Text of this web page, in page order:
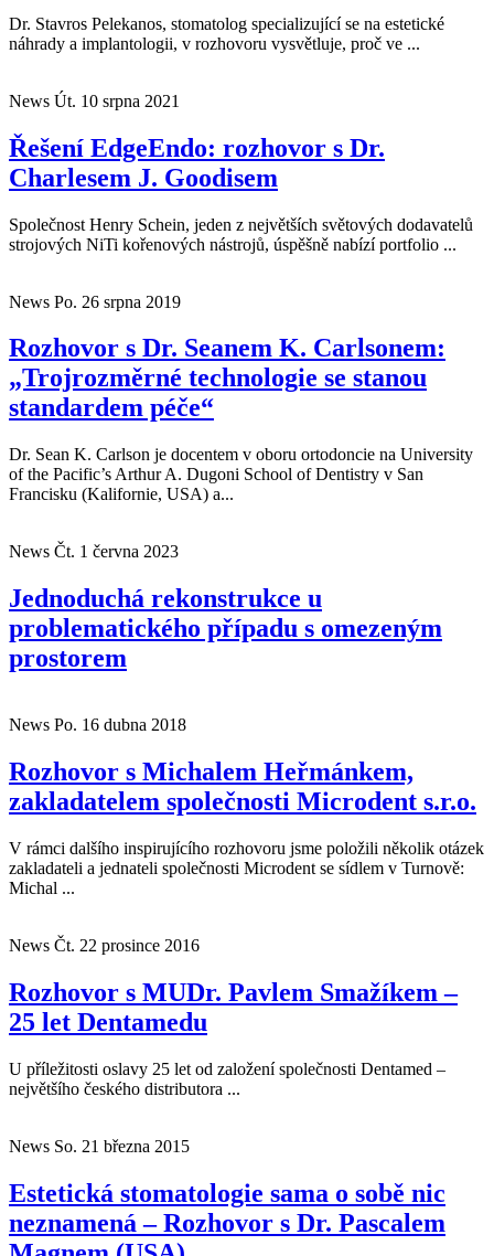
Dr. Stavros Pelekanos, stomatolog specializující se na estetické
náhrady a implantologii, v rozhovoru vysvětluje, proč ve ...
News Út. 10 srpna 2021
Řešení EdgeEndo: rozhovor s Dr.
Charlesem J. Goodisem
Společnost Henry Schein, jeden z největších světových dodavatelů
strojových NiTi kořenových nástrojů, úspěšně nabízí portfolio ...
News Po. 26 srpna 2019
Rozhovor s Dr. Seanem K. Carlsonem:
„Trojrozměrné technologie se stanou
standardem péče“
Dr. Sean K. Carlson je docentem v oboru ortodoncie na University
of the Pacific’s Arthur A. Dugoni School of Dentistry v San
Francisku (Kalifornie, USA) a...
News Čt. 1 června 2023
Jednoduchá rekonstrukce u
problematického případu s omezeným
prostorem
News Po. 16 dubna 2018
Rozhovor s Michalem Heřmánkem,
zakladatelem společnosti Microdent s.r.o.
V rámci dalšího inspirujícího rozhovoru jsme položili několik otázek
zakladateli a jednateli společnosti Microdent se sídlem v Turnově:
Michal ...
News Čt. 22 prosince 2016
Rozhovor s MUDr. Pavlem Smažíkem –
25 let Dentamedu
U příležitosti oslavy 25 let od založení společnosti Dentamed –
největšího českého distributora ...
News So. 21 března 2015
Estetická stomatologie sama o sobě nic
neznamená – Rozhovor s Dr. Pascalem